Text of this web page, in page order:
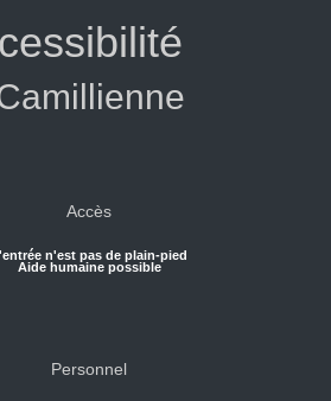
Accès
n'est pas de plain-pied
Aide humaine possible
Personnel